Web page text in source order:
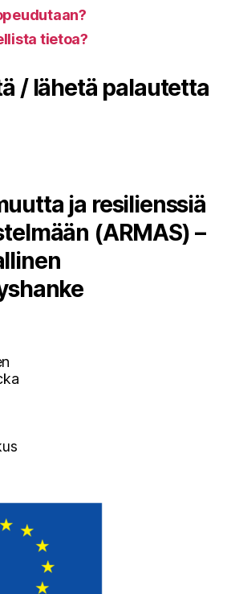
tietoa?
/ lähetä palautetta
ja resilienssiä
(ARMAS) –